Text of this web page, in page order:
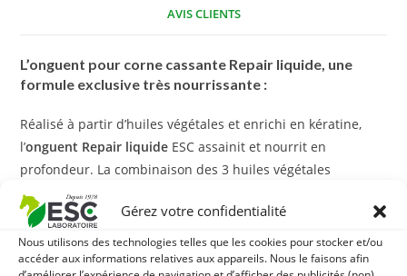
Gérez votre confidentialité
Nous utilisons des technologies telles que les cookies pour stocker et/ou
accéder aux informations relatives aux appareils. Nous le faisons afin
AVIS CLIENTS
L’onguent pour corne cassante Repair liquide, une
formule exclusive très nourrissante :
Réalisé à partir d’huiles végétales et enrichi en kératine,
l’onguent Repair liquide ESC assainit et nourrit en
profondeur. La combinaison des 3 huiles végétales
présentes dans la formule répare,
cassante et abîméeet redonne de l’élasticité :
huile de laurier : elle possède des propriétés purifiantes